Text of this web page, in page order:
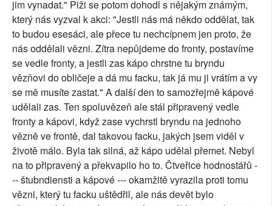
jim vynadat." Piži se potom dohodl s nějakým známým,
který nás vyzval k akci: "Jestli nás má někdo oddělat, tak
to budou esesáci, ale přece tu nechcípnem jen proto, že
nás oddělali vězni. Zítra nepůjdeme do fronty, postavíme
se vedle fronty, a jestli zas kápo chrstne tu bryndu
vězňovi do obličeje a dá mu facku, tak já mu ji vrátím a vy
se mě musíte zastat." A další den to samozřejmě kápové
udělali zas. Ten spoluvězeň ale stál připravený vedle
fronty a kápovi, když zase vychrstl bryndu na jednoho
vězně ve frontě, dal takovou facku, jakých jsem viděl v
životě málo. Byla tak silná, až kápo udělal přemet. Nebyl
na to připravený a překvapilo ho to. Čtveřice hodnostářů -
-- štubndiensti a kápové --- okamžitě vyrazila proti tomu
vězni, který tu facku uštědřil, ale nás devět bylo